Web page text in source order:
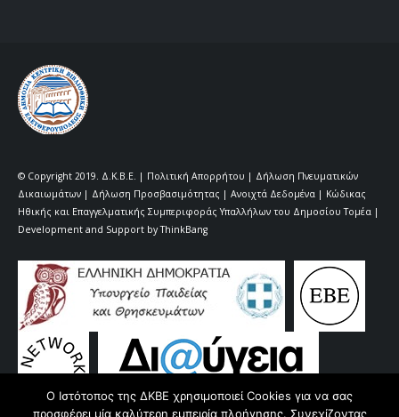
© Copyright 2019. Δ.Κ.Β.Ε. | Πολιτική Απορρήτου | Δήλωση Πνευματικών
Δικαιωμάτων | Δήλωση Προσβασιμότητας | Ανοιχτά Δεδομένα | Κώδικας
Ηθικής και Επαγγελματικής Συμπεριφοράς Υπαλλήλων του Δημοσίου Τομέα |
Development and Support byThinkBang
Ο Ιστότοπος της ΔΚΒΕ χρησιμοποιεί Cookies για να σας
προσφέρει μία καλύτερη εμπειρία πλοήγησης. Συνεχίζοντας